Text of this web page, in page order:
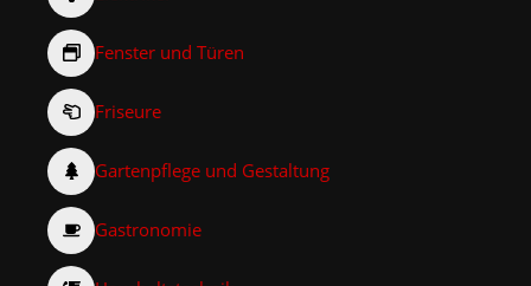
Fenster und Türen
Friseure
Gartenpflege und Gestaltung
Gastronomie